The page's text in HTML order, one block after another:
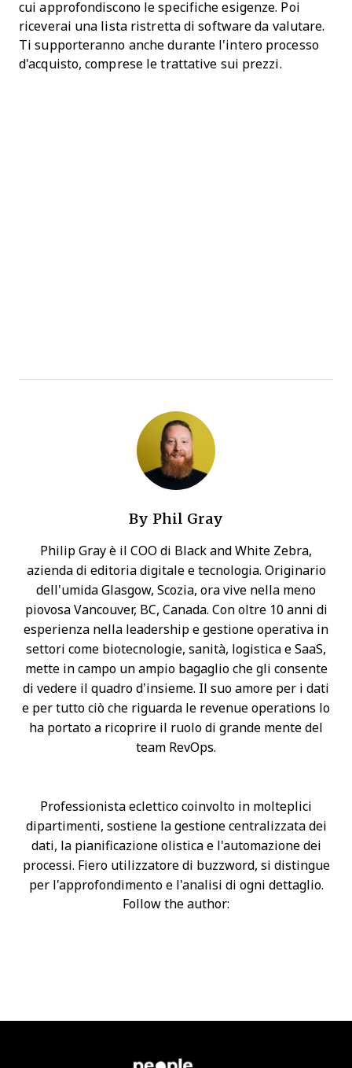
cui approfondiscono le specifiche esigenze. Poi
riceverai una lista ristretta di software da valutare.
Ti supporteranno anche durante l'intero processo
d'acquisto, comprese le trattative sui prezzi.
By Phil Gray
Philip Gray è il COO di Black and White Zebra,
azienda di editoria digitale e tecnologia. Originario
dell'umida Glasgow, Scozia, ora vive nella meno
piovosa Vancouver, BC, Canada. Con oltre 10 anni di
esperienza nella leadership e gestione operativa in
settori come biotecnologie, sanità, logistica e SaaS,
mette in campo un ampio bagaglio che gli consente
di vedere il quadro d’insieme. Il suo amore per i dati
e per tutto ciò che riguarda le revenue operations lo
ha portato a ricoprire il ruolo di grande mente del
team RevOps.
Professionista eclettico coinvolto in molteplici
dipartimenti, sostiene la gestione centralizzata dei
dati, la pianificazione olistica e l'automazione dei
processi. Fiero utilizzatore di buzzword, si distingue
per l'approfondimento e l'analisi di ogni dettaglio.
Follow the author: